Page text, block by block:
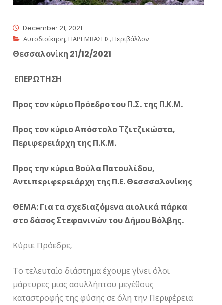
December 21, 2021
Αυτοδιοίκηση,ΠΑΡΕΜΒΑΣΕΙΣ,Περιβάλλον
Θεσσαλονίκη 21/12/2021
ΕΠΕΡΩΤΗΣΗ
Προς τον κύριο Πρόεδρο του Π.Σ. της Π.Κ.Μ.
Προς τον κύριο Απόστολο Τζιτζικώστα,
Περιφερειάρχη της Π.Κ.Μ.
Προς την κύρια Βούλα Πατουλίδου,
Αντιπεριφερειάρχη της Π.Ε. Θεσσσαλονίκης
ΘΕΜΑ: Για τα σχεδιαζόμενα αιολικά πάρκα
στο δάσος Στεφανινών του Δήμου Βόλβης.
Κύριε Πρόεδρε,
Το τελευταίο διάστημα έχουμε γίνει όλοι
μάρτυρες μιας ασυλλήπτου μεγέθους
καταστροφής της φύσης σε όλη την Περιφέρεια